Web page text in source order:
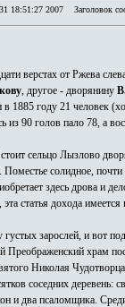
18:51:27 2007 Заголовок
верстах от Ржева
, другое - дворянину
в 1885 году 21 человек
из 90 голов пало 78, а
сельцо Лызлово
солидное,
здесь дрова и
статья дохода
зарослей, и вот
храм
Николая
соседних
и два псаломщика.